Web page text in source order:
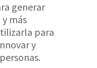
generar
más
para
y